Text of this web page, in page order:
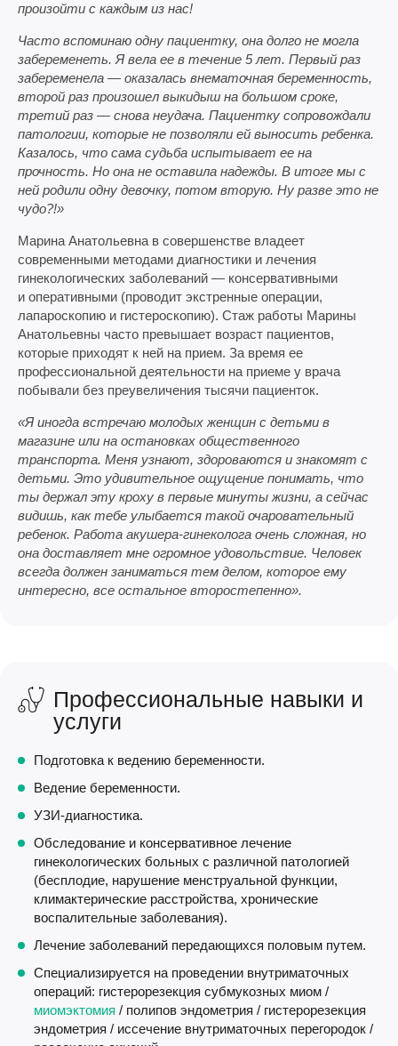
произойти с каждым из нас!
Часто вспоминаю одну пациентку, она долго не могла
забеременеть. Я вела ее в течение 5 лет. Первый раз
забеременела — оказалась внематочная беременность,
второй раз произошел выкидыш на большом сроке,
третий раз — снова неудача. Пациентку сопровождали
патологии, которые не позволяли ей выносить ребенка.
Казалось, что сама судьба испытывает ее на
прочность. Но она не оставила надежды. В итоге мы с
ней родили одну девочку, потом вторую. Ну разве это не
чудо?!»
Марина Анатольевна в совершенстве владеет
современными методами диагностики и лечения
гинекологических заболеваний — консервативными
и оперативными (проводит экстренные операции,
лапароскопию и гистероскопию). Стаж работы Марины
Анатольевны часто превышает возраст пациентов,
которые приходят к ней на прием. За время ее
профессиональной деятельности на приеме у врача
побывали без преувеличения тысячи пациенток.
«Я иногда встречаю молодых женщин с детьми в
магазине или на остановках общественного
транспорта. Меня узнают, здороваются и знакомят с
детьми. Это удивительное ощущение понимать, что
ты держал эту кроху в первые минуты жизни, а сейчас
видишь, как тебе улыбается такой очаровательный
ребенок. Работа акушера-гинеколога очень сложная, но
она доставляет мне огромное удовольствие. Человек
всегда должен заниматься тем делом, которое ему
интересно, все остальное второстепенно».
Профессиональные навыки и
услуги
Подготовка к ведению беременности.
Ведение беременности.
УЗИ-диагностика.
Обследование и консервативное лечение
гинекологических больных с различной патологией
(бесплодие, нарушение менструальной функции,
климактерические расстройства, хронические
воспалительные заболевания).
Лечение заболеваний передающихся половым путем.
Специализируется на проведении внутриматочных
операций: гистерорезекция субмукозных миом /
миомэктомия / полипов эндометрия / гистерорезекция
эндометрия / иссечение внутриматочных перегородок /